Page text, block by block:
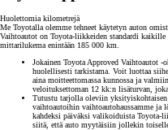
Huolettomia kilometrejä
Me Toyotalla olemme tehneet käytetyn auton
Vaihtoautot on Toyota-liikkeiden standardi
mittarilukema enintään 185 000 km.
Jokainen Toyota Approved Vaihtoautot
huolellisesti tarkistama. Voit luottaa
aina moitteettomassa kunnossa ja
veloituksettoman 12 kk:n lisäturvan,
Tutustu tarjolla oleviin
vaihtoautoihin vaihtoautohaussamme
kahdeksi päiväksi valikoiduista Toyota-
siitä, että auto myytäisiin jollekin